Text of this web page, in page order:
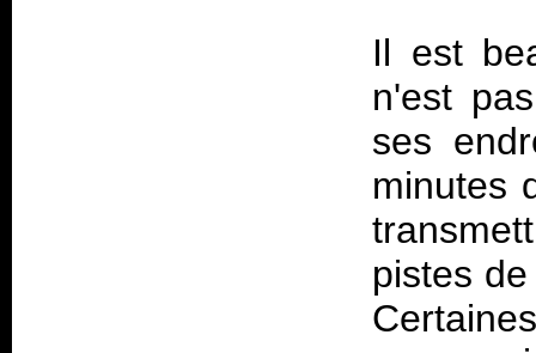
Il est
n'est
ses
minutes
pistes